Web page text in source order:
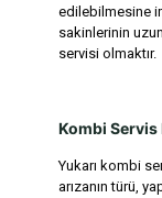
edilebilmesine
sakinlerinin
servisi olmaktır.
Kombi Servis
Yukarı kombi
arızanın türü,